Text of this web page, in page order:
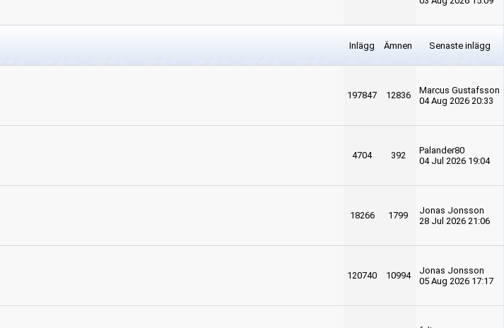
Inlägg Ämnen Senaste inlägg
197847 12836
Marcus Gustafsson
04 Aug 2026 20:33
4704 392
Palander80
04 Jul 2026 19:04
18266 1799
Jonas Jonsson
28 Jul 2026 21:06
120740 10994
Jonas Jonsson
05 Aug 2026 17:17